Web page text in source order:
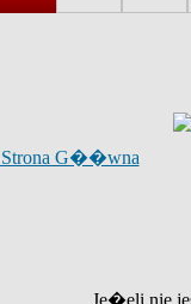
Strona G��wna
Je�eli nie